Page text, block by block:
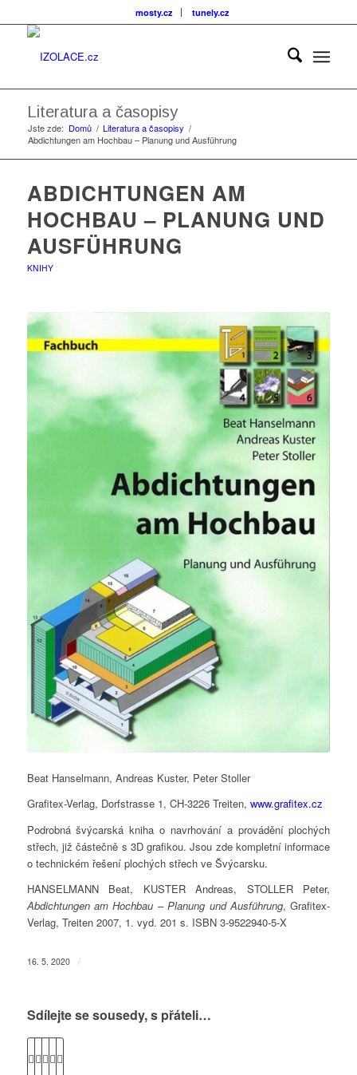
mosty.cz tunely.cz
Literatura a časopisy
Jste zde: Domů / Literatura a časopisy /
Abdichtungen am Hochbau – Planung und Ausführung
ABDICHTUNGEN AM
HOCHBAU – PLANUNG UND
AUSFÜHRUNG
KNIHY
Beat Hanselmann, Andreas Kuster, Peter Stoller
Grafitex-Verlag, Dorfstrasse 1, CH-3226 Treiten, www.grafitex.cz
Podrobná švýcarská kniha o navrhování a provádění plochých
střech, již částečně s 3D grafikou. Jsou zde kompletní informace
o technickém řešení plochých střech ve Švýcarsku.
HANSELMANN Beat, KUSTER Andreas, STOLLER Peter,
Abdichtungen am Hochbau – Planung und Ausführung, Grafitex-
Verlag, Treiten 2007, 1. vyd. 201 s. ISBN 3-9522940-5-X
16. 5. 2020 /
Sdílejte se sousedy, s přáteli…